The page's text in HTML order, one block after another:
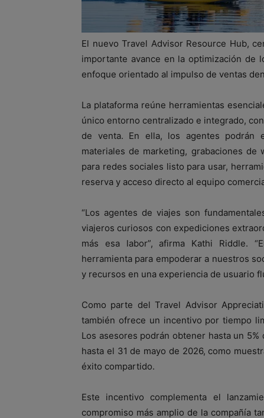
El nuevo Travel Advisor Resource Hub,
importante avance en la optimización de
enfoque orientado al impulso de ventas
La plataforma reúne herramientas
único entorno centralizado e integrado,
de venta. En ella, los agentes podrán
materiales de marketing, grabaciones
para redes sociales listo para usar,
reserva y acceso directo al equipo
“Los agentes de viajes son
viajeros curiosos con expediciones
más esa labor”, afirma Kathi Riddle.
herramienta para empoderar a nuestros
y recursos en una experiencia de usuario
Como parte del Travel Advisor
también ofrece un incentivo por tiempo
Los asesores podrán obtener hasta un
hasta el 31 de mayo de 2026, como
éxito compartido.
Este incentivo complementa el
compromiso más amplio de la compañía